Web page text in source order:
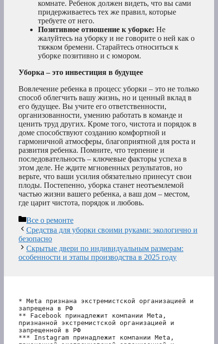
комнате. Ребенок должен видеть, что вы сами
придерживаетесь тех же правил, которые
требуете от него.
Позитивное отношение к уборке: Не
жалуйтесь на уборку и не говорите о ней как о
тяжком бремени. Старайтесь относиться к
уборке позитивно и с юмором.
Уборка – это инвестиция в будущее
Вовлечение ребенка в процесс уборки – это не только
способ облегчить вашу жизнь, но и ценный вклад в
его будущее. Вы учите его ответственности,
организованности, умению работать в команде и
ценить труд других. Кроме того, чистота и порядок в
доме способствуют созданию комфортной и
гармоничной атмосферы, благоприятной для роста и
развития ребенка. Помните, что терпение и
последовательность – ключевые факторы успеха в
этом деле. Не ждите мгновенных результатов, но
верьте, что ваши усилия обязательно принесут свои
плоды. Постепенно, уборка станет неотъемлемой
частью жизни вашего ребенка, а ваш дом – местом,
где царит чистота, порядок и любовь.
Рубрики
Все о ремонте
Средства для уборки своими руками: экологично и
безопасно
Скрытые двери по индивидуальным размерам:
особенности и этапы производства в 2025 году
* Meta признана экстремистской организацией и
запрещена в РФ
** Facebook принадлежит компании Meta,
признанной экстремистской организацией и
запрещенной в РФ
*** Instagram принадлежит компании Meta,